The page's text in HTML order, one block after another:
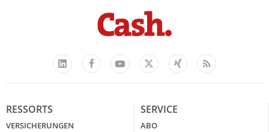
LinkedIn
FacebookYouTube
X
Xing Feed
RESSORTS
VERSICHERUNGEN
SERVICE
ABO